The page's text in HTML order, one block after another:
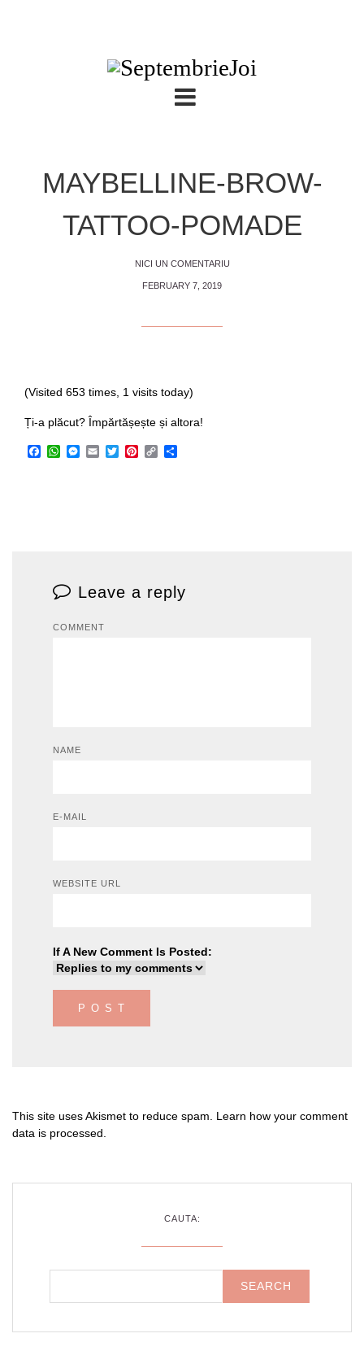
MAYBELLINE-BROW-
TATTOO-POMADE
NICI UN COMENTARIU
FEBRUARY 7, 2019
(Visited 653 times, 1 visits today)
Ți-a plăcut? Împărtășește și altora!
Facebook
WhatsApp
Messenger
EmailTwitterPinterest
Copy
Leave a reply
COMMENT
NAME
E-MAIL
WEBSITE URL
If A New Comment Is Posted:
This site uses Akismet to reduce spam. Learn how your comment
data is processed
CAUTA: